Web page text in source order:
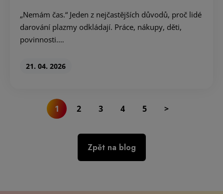
„Nemám čas.“ Jeden z nejčastějších důvodů, proč lidé
darování plazmy odkládají. Práce, nákupy, děti,
povinnosti.…
21. 04. 2026
1 2 3 4 5 >
Zpět na blog